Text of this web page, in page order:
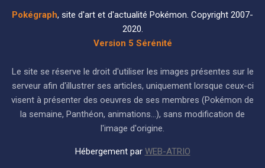
Pokégraph, site d'art et d'actualité Pokémon. Copyright 2007-
2020.
Version 5 Sérénité
Le site se réserve le droit d'utiliser les images présentes sur le
serveur afin d'illustrer ses articles, uniquement lorsque ceux-ci
visent à présenter des oeuvres de ses membres (Pokémon de
la semaine, Panthéon, animations...), sans modification de
l'image d'origine.
Hébergement par WEB-ATRIO